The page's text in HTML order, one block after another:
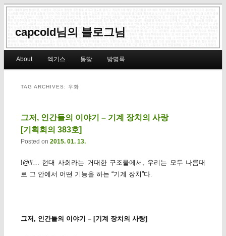
capcold님의 블로그님
Skip to primary content
Skip to secondary content
About 엑기스 몽땅 방명록
TAG ARCHIVES: 우화
그저, 인간들의 이야기 – 기계 장치의 사랑
[기획회의 383호]
Posted on 2015. 01. 13.
!@#… 현대 사회라는 거대한 구조물에서, 우리는 모두 나름대
로 그 안에서 어떤 기능을 하는 “기계 장치”다.
그저, 인간들의 이야기 – [기계 장치의 사랑]